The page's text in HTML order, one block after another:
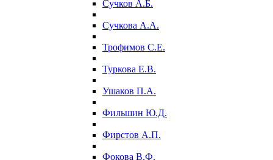
Сучков А.Б.
Сучкова А.А.
Трофимов С.Е.
Туркова Е.В.
Ушаков П.А.
Фильшин Ю.Д.
Фирстов А.П.
Фокова В.Ф.